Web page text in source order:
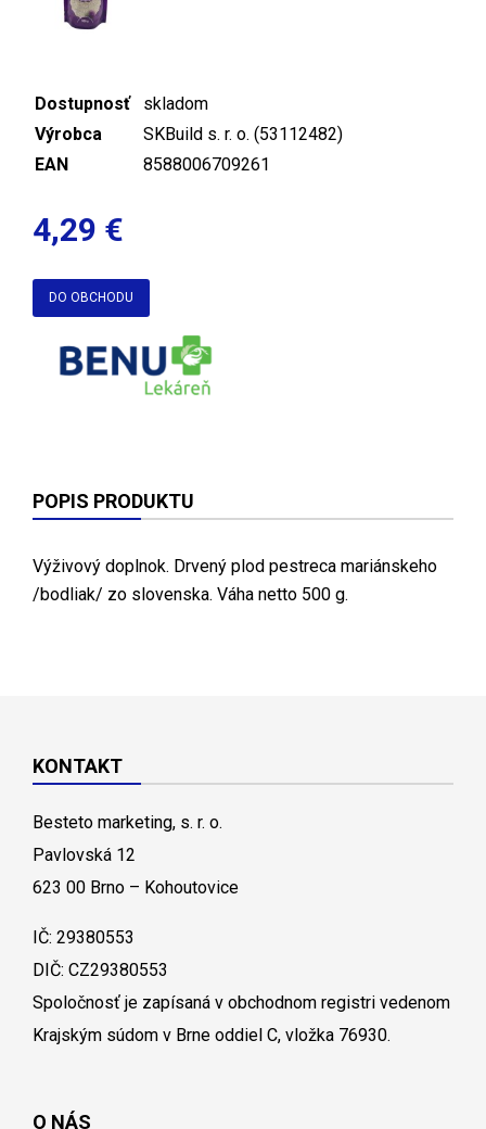
Dostupnosť
skladom
Výrobca
SKBuild s. r. o. (53112482)
EAN
8588006709261
4,29 €
DO OBCHODU
POPIS PRODUKTU
Výživový doplnok. Drvený plod pestreca mariánskeho
/bodliak/ zo slovenska. Váha netto 500 g.
KONTAKT
Besteto marketing, s. r. o.
Pavlovská 12
623 00 Brno – Kohoutovice
IČ: 29380553
DIČ: CZ29380553
Spoločnosť je zapísaná v obchodnom registri vedenom
Krajským súdom v Brne oddiel C, vložka 76930.
O NÁS